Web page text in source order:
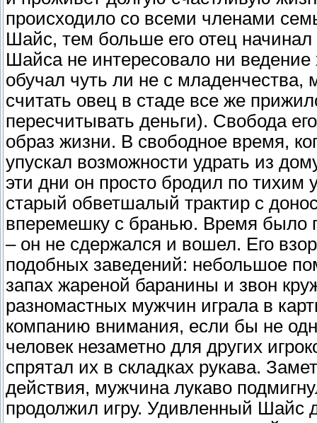
происходило со всеми членами
Шайс, тем больше его отец
Шайса не интересовало ни
обучал чуть ли не с
считать овец в стаде все же
пересчитывать деньги). Свобода
образ жизни. В свободное время,
упускал возможности удрать из
эти дни он просто бродил по тихим
старый обветшалый трактир с
вперемешку с бранью. Время было
– он не сдержался и вошел. Его
подобных заведений: небольшое
запах жареной баранины и звон
разномастных мужчин играла в
компанию внимания, если бы не
человек незаметно для других
спрятал их в складках рукава.
действия, мужчина лукаво
продолжил игру. Удивленный Шайс